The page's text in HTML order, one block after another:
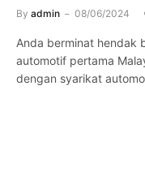
By admin 08/06/2024
Anda berminat hendak
automotif pertama
dengan syarikat